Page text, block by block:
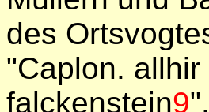
des
"Caplon. allhir
falckenstein9